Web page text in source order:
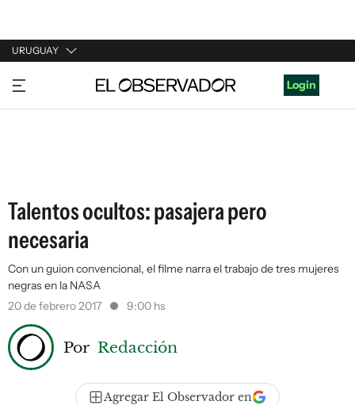
URUGUAY
URUGUAY
ARGENTINA
Login
Talentos ocultos: pasajera pero
necesaria
Con un guion convencional, el filme narra el trabajo de tres mujeres
negras en la NASA
20 de febrero 2017
9:00 hs
Por Redacción
Agregar El Observador en